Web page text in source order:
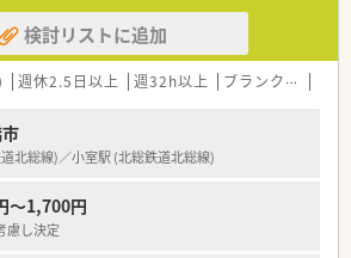
、配役セットが業務の中心です。混注業務はご
化（自動分包機あり）
合は調剤業務がメインです。
、お仕事がしやすい環境です。
化率が高く、シフト調整で残業少なめ…プライベ
ることができます！
検討リストに追加
週休2.5日以上 週32h以上 ブランク可
北総線)／小室駅 (北総鉄道北総線)
～1,700円
慮し決定